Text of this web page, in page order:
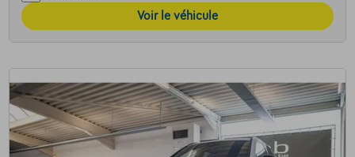
Voir le véhicule